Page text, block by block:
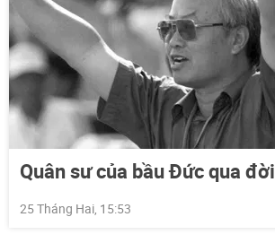
Quân sư của bầu Đức qua đời
25 Tháng Hai, 15:53